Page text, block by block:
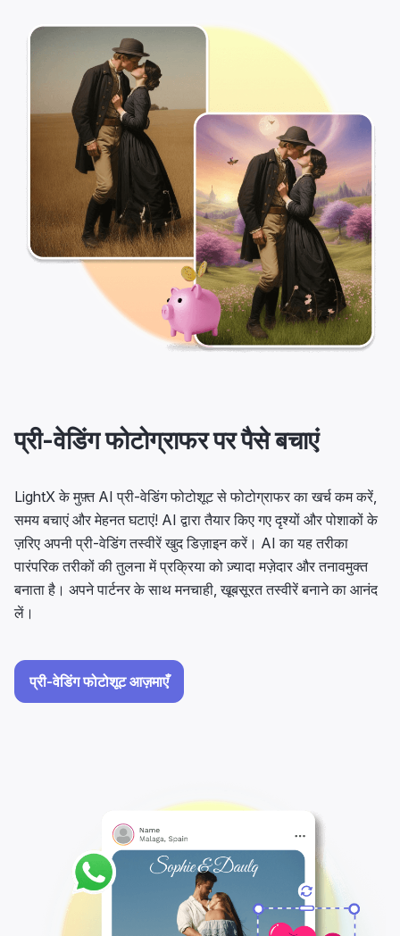
प्री-वेडिंग फोटोग्राफर पर पैसे बचाएं
LightX के मुफ़्त AI प्री-वेडिंग फोटोशूट से फोटोग्राफर का खर्च कम करें,
समय बचाएं और मेहनत घटाएं! AI द्वारा तैयार किए गए दृश्यों और पोशाकों के
ज़रिए अपनी प्री-वेडिंग तस्वीरें खुद डिज़ाइन करें। AI का यह तरीका
पारंपरिक तरीकों की तुलना में प्रक्रिया को ज़्यादा मज़ेदार और तनावमुक्त
बनाता है। अपने पार्टनर के साथ मनचाही, खूबसूरत तस्वीरें बनाने का आनंद
लें।
प्री-वेडिंग फोटोशूट आज़माएँ